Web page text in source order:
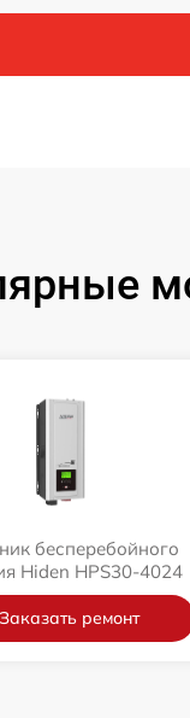
бесперебойного
Hiden HPS30-4024
Заказать ремонт